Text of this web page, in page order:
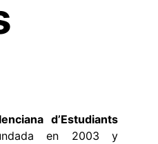
d’Estudiants
en 2003 y